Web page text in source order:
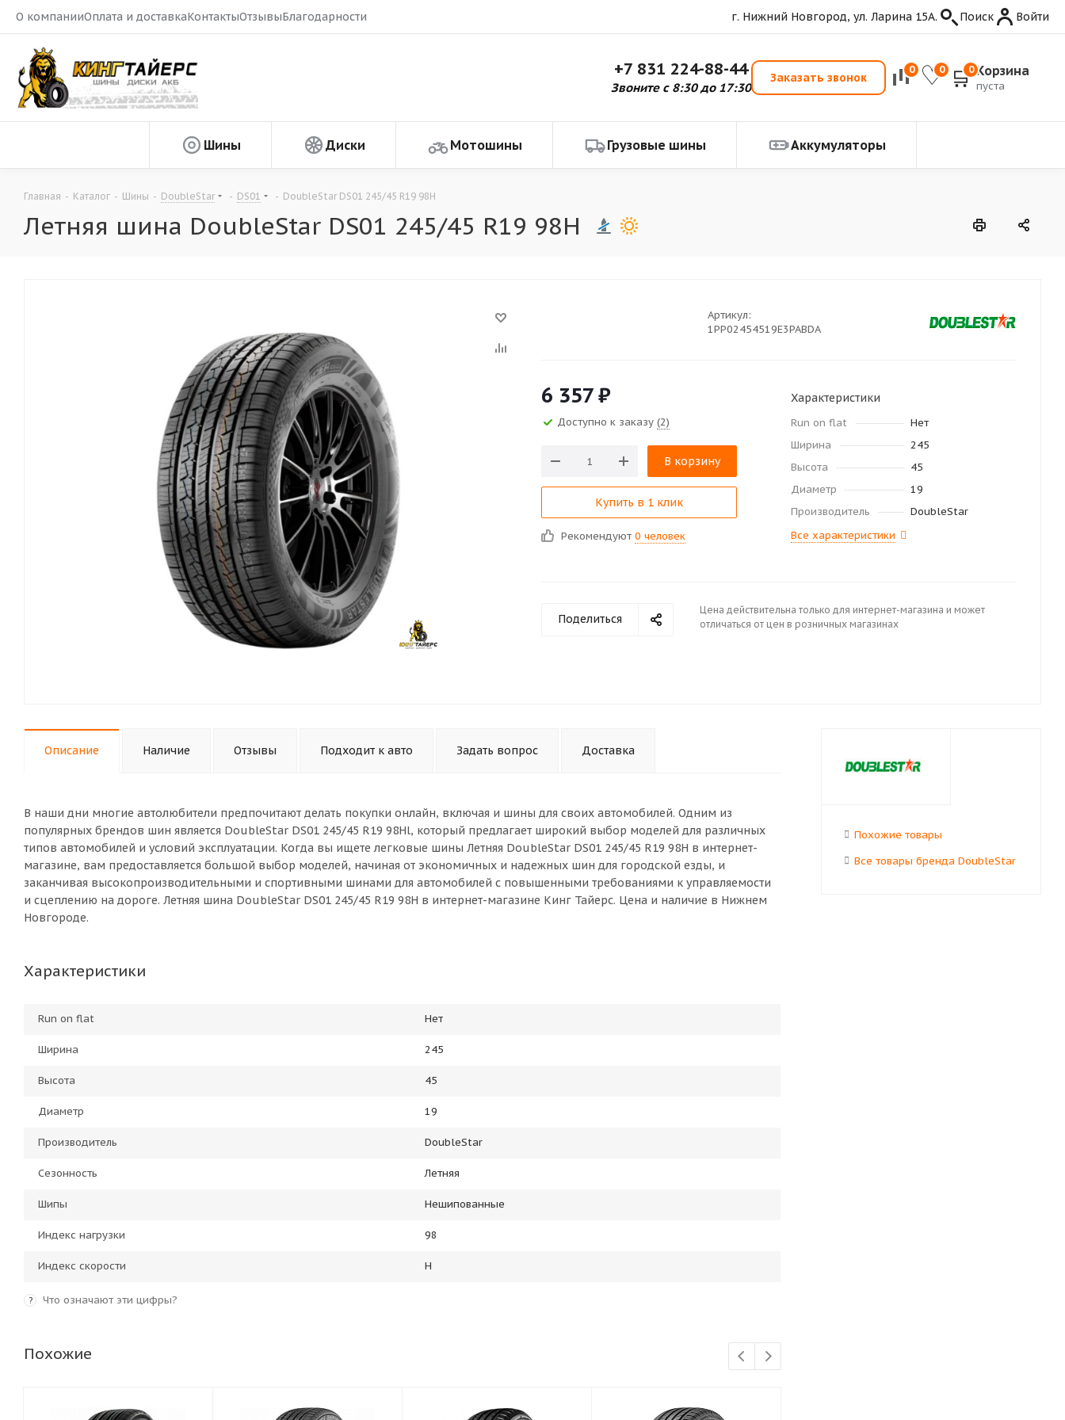
О компанииОплата и доставкаКонтактыОтзывыБлагодарности г. Нижний Новгород, ул. Ларина 15А. Поиск Войти
+7 831 224-88-44
Звоните с 8:30 до 17:30
Заказать звонок
0 0 0 Корзина
пуста
Шины Диски Мотошины Грузовые шины Аккумуляторы
Главная - Каталог - Шины - DoubleStar - DS01 - DoubleStar DS01 245/45 R19 98H
Летняя шина DoubleStar DS01 245/45 R19 98H
Артикул:
1PP02454519E3PABDA
6 357₽
Доступно к заказу (2)
В корзину
Купить в 1 клик
Рекомендуют 0 человек
Характеристики
Run on flat
Нет
Ширина
245
Высота
45
Диаметр
19
Производитель
DoubleStar
Все характеристики
Поделиться
Цена действительна только для интернет-магазина и может
отличаться от цен в розничных магазинах
Описание Наличие Отзывы Подходит к авто Задать вопрос Доставка
В наши дни многие автолюбители предпочитают делать покупки онлайн, включая и шины для своих автомобилей. Одним из
популярных брендов шин является DoubleStar DS01 245/45 R19 98Hl, который предлагает широкий выбор моделей для различных
типов автомобилей и условий эксплуатации. Когда вы ищете легковые шины Летняя DoubleStar DS01 245/45 R19 98H в интернет-
магазине, вам предоставляется большой выбор моделей, начиная от экономичных и надежных шин для городской езды, и
заканчивая высокопроизводительными и спортивными шинами для автомобилей с повышенными требованиями к управляемости
и сцеплению на дороге. Летняя шина DoubleStar DS01 245/45 R19 98H в интернет-магазине Кинг Тайерс. Цена и наличие в Нижнем
Новгороде.
Характеристики
Run on flat Нет
Ширина 245
Высота 45
Диаметр 19
Производитель DoubleStar
Сезонность Летняя
Шипы Нешипованные
Индекс нагрузки 98
Индекс скорости H
? Что означают эти цифры?
Похожие
Похожие товары
Все товары бренда DoubleStar